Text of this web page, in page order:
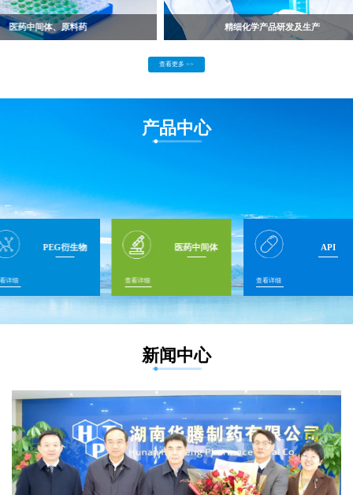
医药中间体、原料药 精细化学产品研发及生产
查看更多 >>
产品中心
详细
PEG衍生物
查看详细
医药中间体
查看详细
API
新闻中心